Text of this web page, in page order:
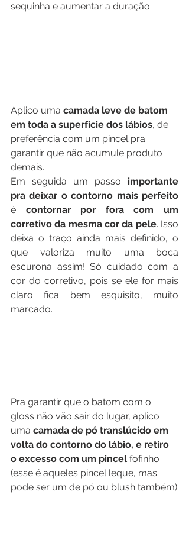
sequinha e aumentar a duração.
Aplico uma camada leve de batom
em toda a superfície dos lábios, de
preferência com um pincel pra
garantir que não acumule produto
demais.
Em seguida um passo importante
pra deixar o contorno mais perfeito
é contornar por fora com um
corretivo da mesma cor da pele. Isso
deixa o traço ainda mais definido, o
que valoriza muito uma boca
escurona assim! Só cuidado com a
cor do corretivo, pois se ele for mais
claro fica bem esquisito, muito
marcado.
Pra garantir que o batom com o
gloss não vão sair do lugar, aplico
uma camada de pó translúcido em
volta do contorno do lábio, e retiro
o excesso com um pincel fofinho
(esse é aqueles pincel leque, mas
pode ser um de pó ou blush também)